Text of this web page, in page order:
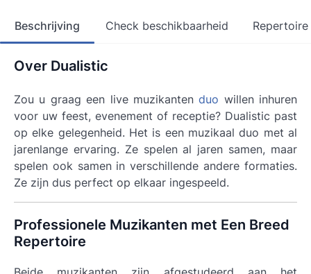
Beschrijving Check beschikbaarheid Repertoire
Over Dualistic
Zou u graag een live muzikantenduo willen inhuren
voor uw feest, evenement of receptie? Dualistic past
op elke gelegenheid. Het is een muzikaal duo met al
jarenlange ervaring. Ze spelen al jaren samen, maar
spelen ook samen in verschillende andere formaties.
Ze zijn dus perfect op elkaar ingespeeld.
Professionele Muzikanten met Een Breed
Repertoire